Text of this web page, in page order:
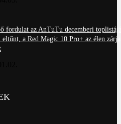
fordulat az AnTuTu decemberi
a Red Magic 10 Pro+ az élen zárja